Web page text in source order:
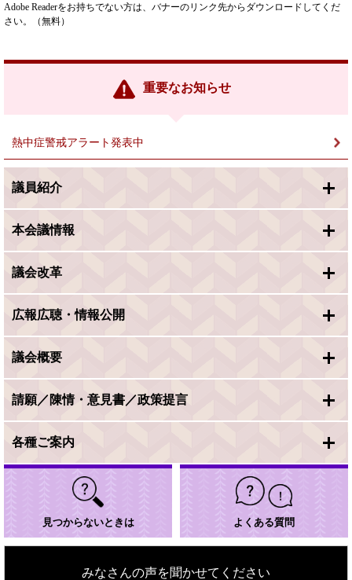
Adobe Readerをお持ちでない方は、バナーのリンク先からダウンロードしてくだ
さい。（無料）
重要なお知らせ
熱中症警戒アラート発表中
議員紹介
本会議情報
議会改革
広報広聴・情報公開
議会概要
請願／陳情・意見書／政策提言
各種ご案内
見つからないときは よくある質問
みなさんの声を聞かせてください